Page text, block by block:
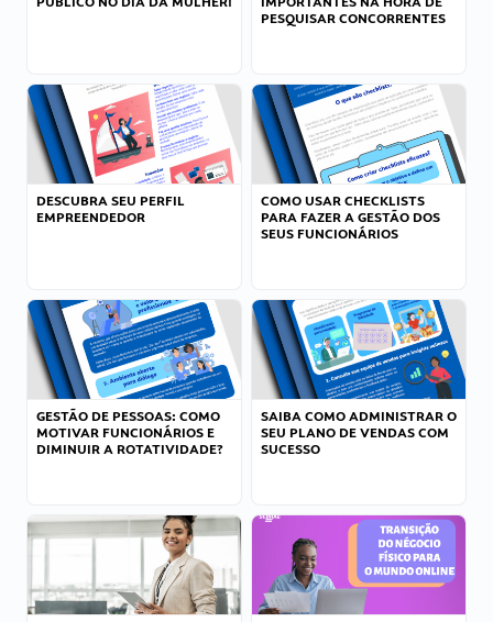
PESQUISAR CONCORRENTES
DESCUBRA SEU PERFIL
EMPREENDEDOR
COMO USAR CHECKLISTS
PARA FAZER A GESTÃO DOS
SEUS FUNCIONÁRIOS
GESTÃO DE PESSOAS: COMO
MOTIVAR FUNCIONÁRIOS E
DIMINUIR A ROTATIVIDADE?
SAIBA COMO ADMINISTRAR O
SEU PLANO DE VENDAS COM
SUCESSO